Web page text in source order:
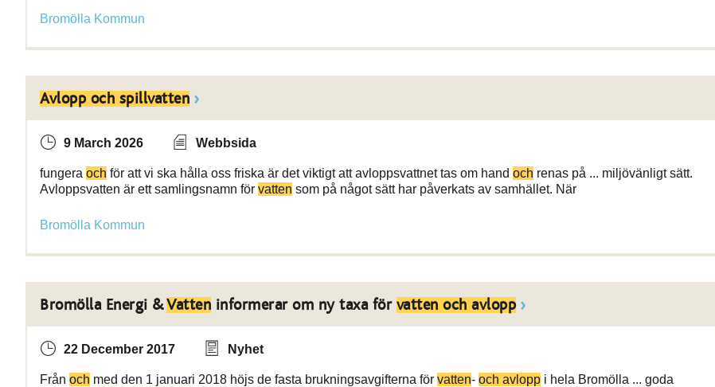
Bromölla Kommun
Avlopp och spillvatten
9 March 2026 Webbsida
fungera och för att vi ska hålla oss friska är det viktigt att avloppsvattnet tas om hand och renas på ... miljövänligt sätt.
Avloppsvatten är ett samlingsnamn för vatten som på något sätt har påverkats av samhället. När
Bromölla Kommun
Bromölla Energi &Vatten informerar om ny taxa för vatten och avlopp
22 December 2017 Nyhet
Från och med den 1 januari 2018 höjs de fasta brukningsavgifterna för vatten- och avlopp i hela Bromölla ... goda